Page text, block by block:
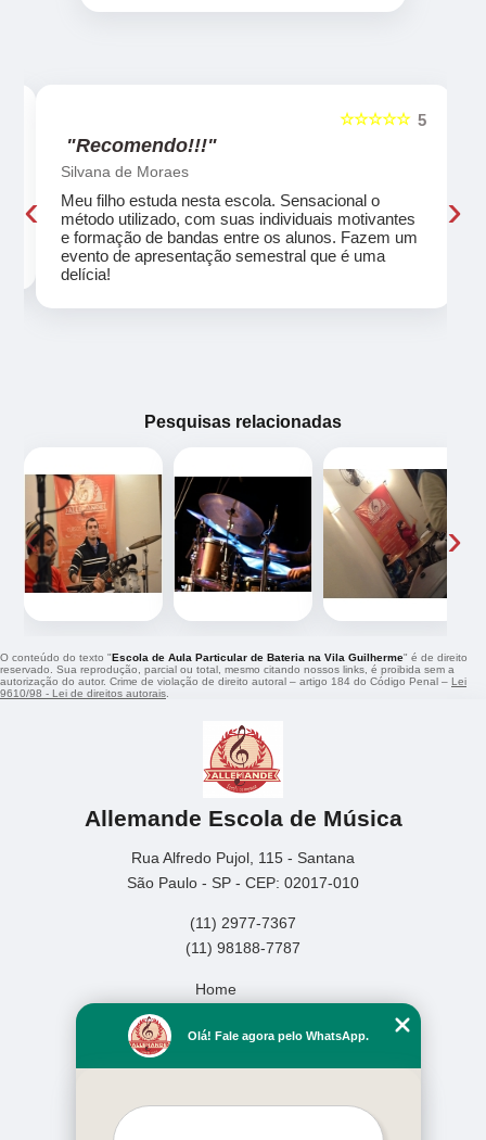
5
☆☆☆☆☆
"Recomendo!!!"
Silvana de Moraes
Meu filho estuda nesta escola. Sensacional o
método utilizado, com suas individuais motivantes
e formação de bandas entre os alunos. Fazem um
evento de apresentação semestral que é uma
delícia!
‹ ›
Pesquisas relacionadas
‹ ›
O conteúdo do texto "Escola de Aula Particular de Bateria na Vila Guilherme" é de direito
reservado. Sua reprodução, parcial ou total, mesmo citando nossos links, é proibida sem a
autorização do autor. Crime de violação de direito autoral – artigo 184 do Código Penal – Lei
9610/98 - Lei de direitos autorais
Allemande Escola de Música
Rua Alfredo Pujol, 115 - Santana
São Paulo - SP - CEP: 02017-010
(11) 2977-7367
(11) 98188-7787
Home
Missão
Olá! Fale agora pelo WhatsApp.